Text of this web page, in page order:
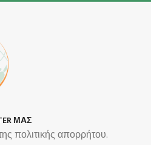
ΜΑΣ
πολιτικής απορρήτου.